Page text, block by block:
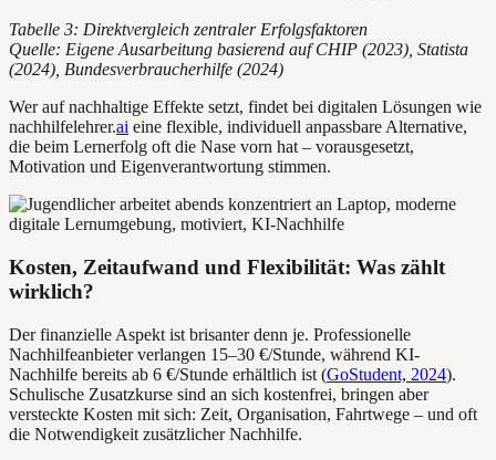
Tabelle 3: Direktvergleich zentraler Erfolgsfaktoren
Quelle: Eigene Ausarbeitung basierend auf CHIP (2023), Statista
(2024), Bundesverbraucherhilfe (2024)
Wer auf nachhaltige Effekte setzt, findet bei digitalen Lösungen wie
nachhilfelehrer.ai eine flexible, individuell anpassbare Alternative,
die beim Lernerfolg oft die Nase vorn hat – vorausgesetzt,
Motivation und Eigenverantwortung stimmen.
Kosten, Zeitaufwand und Flexibilität: Was zählt
wirklich?
Der finanzielle Aspekt ist brisanter denn je. Professionelle
Nachhilfeanbieter verlangen 15–30 €/Stunde, während KI-
Nachhilfe bereits ab 6 €/Stunde erhältlich ist (GoStudent, 2024).
Schulische Zusatzkurse sind an sich kostenfrei, bringen aber
versteckte Kosten mit sich: Zeit, Organisation, Fahrtwege – und oft
die Notwendigkeit zusätzlicher Nachhilfe.